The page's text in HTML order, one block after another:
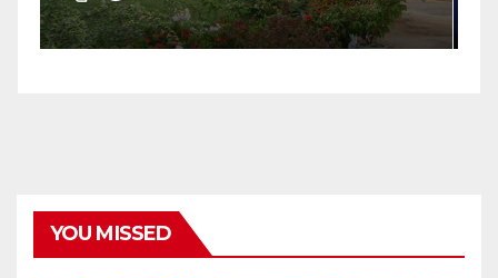
YOU MISSED